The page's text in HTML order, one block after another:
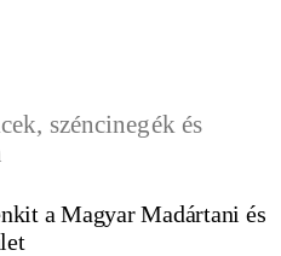
a Magyar Madártani és